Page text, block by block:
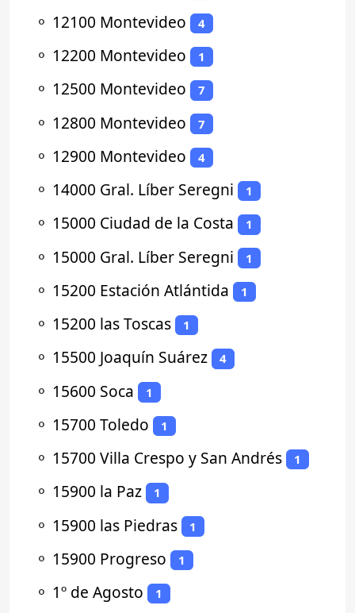
⚬ 12100 Montevideo 4
⚬ 12200 Montevideo 1
⚬ 12500 Montevideo 7
⚬ 12800 Montevideo 7
⚬ 12900 Montevideo 4
⚬ 14000 Gral. Líber Seregni 1
⚬ 15000 Ciudad de la Costa 1
⚬ 15000 Gral. Líber Seregni 1
⚬ 15200 Estación Atlántida 1
⚬ 15200 las Toscas 1
⚬ 15500 Joaquín Suárez 4
⚬ 15600 Soca 1
⚬ 15700 Toledo 1
⚬ 15700 Villa Crespo y San Andrés 1
⚬ 15900 la Paz 1
⚬ 15900 las Piedras 1
⚬ 15900 Progreso 1
⚬ 1º de Agosto 1